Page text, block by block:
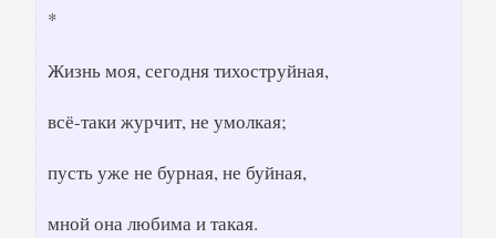
*
Жизнь моя, сегодня тихоструйная,
всё-таки журчит, не умолкая;
пусть уже не бурная, не буйная,
мной она любима и такая.